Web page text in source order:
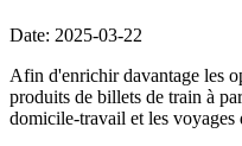
Date: 2025-03-22
Afin d'enrichir davantage les
produits de billets de train à
domicile-travail et les voyages